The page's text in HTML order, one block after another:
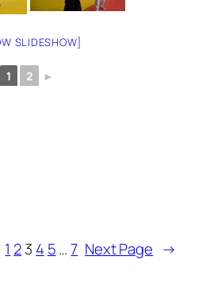
SLIDESHOW]
1 2 ►
1 23 4 5… 7 Next Page →